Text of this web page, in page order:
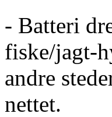
- Batteri
fiske/jagt-
andre
nettet.